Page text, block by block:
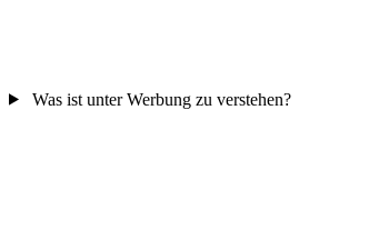
Was ist unter Werbung zu verstehen?